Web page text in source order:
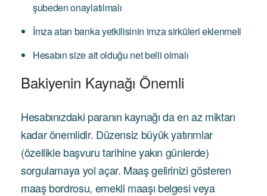
şubeden onaylatılmalı
İmza atan banka yetkilisinin imza sirküleri eklenmeli
Hesabın size ait olduğu net belli olmalı
Bakiyenin Kaynağı Önemli
Hesabınızdaki paranın kaynağı da en az miktarı
kadar önemlidir. Düzensiz büyük yatırımlar
(özellikle başvuru tarihine yakın günlerde)
sorgulamaya yol açar. Maaş gelirinizi gösteren
maaş bordrosu, emekli maaşı belgesi veya